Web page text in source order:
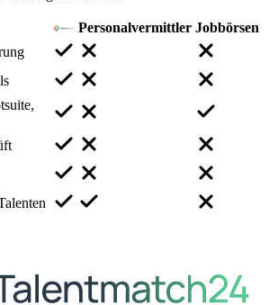
Personalvermittler Jobbörsen